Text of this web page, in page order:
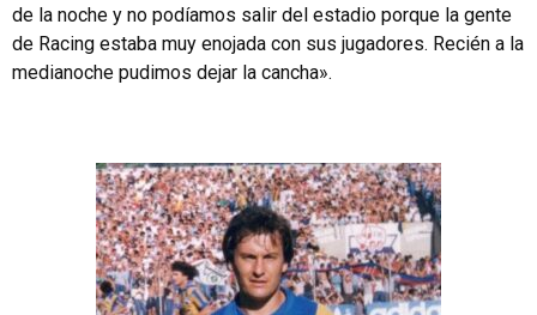
de la noche y no podíamos salir del estadio porque la gente
de Racing estaba muy enojada con sus jugadores. Recién a la
medianoche pudimos dejar la cancha».